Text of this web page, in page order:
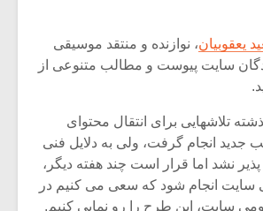
یعقوبیان، نوازنده و منتقد موسیقی
سایت پیوست و مطالب متنوعی از
تلاشهایی برای انتقال محتوای
جدید انجام گرفت، ولی به دلایل فنی
نشد اما قرار است چند هفته دیگر،
سایت انجام شود که سعی می کنیم در
سایت، این طرح را رو نمایی کنیم.